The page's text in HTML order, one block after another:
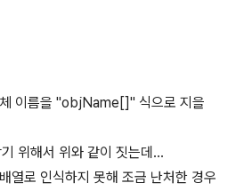
이름을 "objName[]" 식으로 지을
위해서 위와 같이 짓는데...
열로 인식하지 못해 조금 난처한 경우